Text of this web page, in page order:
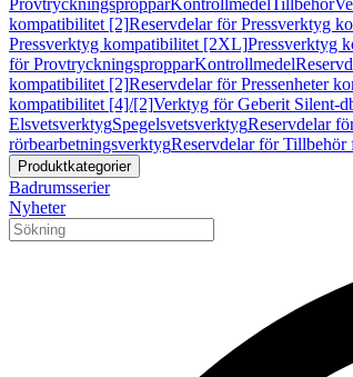
ProvtryckningspropparKontrollmedelTillbehör
kompatibilitet [2]Reservdelar för Pressverktyg
Pressverktyg kompatibilitet [2XL]Pressverktyg
för ProvtryckningspropparKontrollmedel
kompatibilitet [2]Reservdelar för Pressenheter
kompatibilitet [4]/[2]Verktyg för Geberit Silent-
ElsvetsverktygSpegelsvetsverktygReservdelar
rörbearbetningsverktygReservdelar för
Produktkategorier
Badrumsserier
Nyheter